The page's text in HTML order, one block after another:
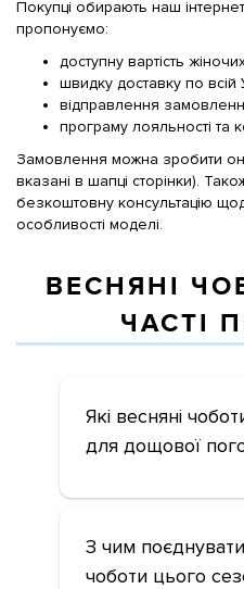
Покупці обирають наш
пропонуємо:
доступну вартість
швидку доставку по всій
відправлення
програму лояльності та
Замовлення можна зробити
вказані в шапці сторінки).
безкоштовну консультацію
особливості моделі.
ВЕСНЯНІ
ЧАСТІ
Які весняні
для дощової
З чим поєднувати
чоботи цього